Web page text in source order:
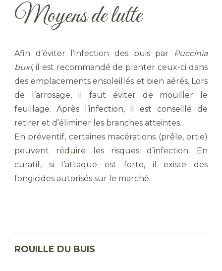
Moyens de lutte
Afin d’éviter l’infection des buis par
Puccinia
buxi, il est recommandé de planter ceux-ci dans
des emplacements ensoleillés et bien aérés. Lors
de l’arrosage, il faut éviter de mouiller le
feuillage. Après l’infection, il est conseillé de
retirer et d’éliminer les branches atteintes.
En préventif, certaines macérations (prêle, ortie)
peuvent réduire les risques d’infection. En
curatif, si l’attaque est forte, il existe des
fongicides autorisés sur le marché.
ROUILLE DU BUIS